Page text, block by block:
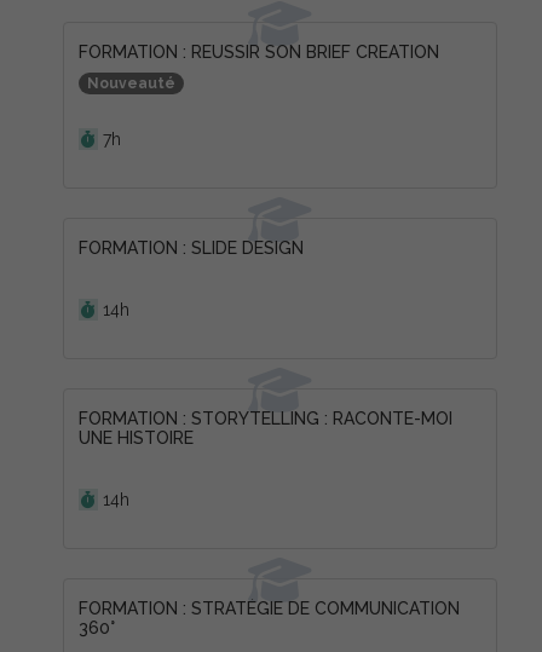
FORMATION : REUSSIR SON BRIEF CREATION
Nouveauté
7h
FORMATION : SLIDE DESIGN
14h
FORMATION : STORYTELLING : RACONTE-MOI
UNE HISTOIRE
14h
FORMATION : STRATÉGIE DE COMMUNICATION
360°